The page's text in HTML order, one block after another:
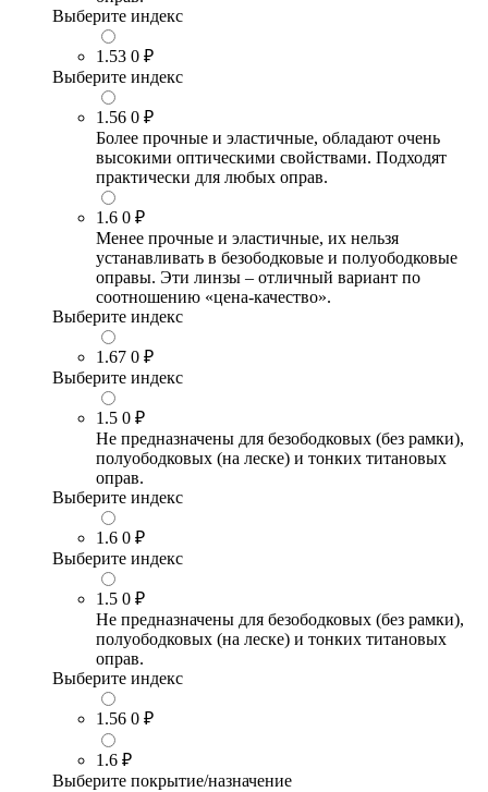
Выберите индекс
1.53 0 ₽
Выберите индекс
1.56 0 ₽
Более прочные и эластичные, обладают очень
высокими оптическими свойствами. Подходят
практически для любых оправ.
1.6 0 ₽
Менее прочные и эластичные, их нельзя
устанавливать в безободковые и полуободковые
оправы. Эти линзы – отличный вариант по
соотношению «цена-качество».
Выберите индекс
1.67 0 ₽
Выберите индекс
1.5 0 ₽
Не предназначены для безободковых (без рамки),
полуободковых (на леске) и тонких титановых
оправ.
Выберите индекс
1.6 0 ₽
Выберите индекс
1.5 0 ₽
Не предназначены для безободковых (без рамки),
полуободковых (на леске) и тонких титановых
оправ.
Выберите индекс
1.56 0 ₽
1.6 ₽
Выберите покрытие/назначение